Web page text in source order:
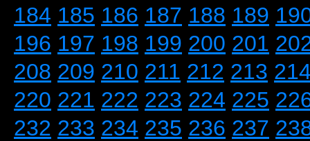
184 185 186 187 188 189
196 197 198 199 200 201
208 209 210 211 212 213
220 221 222 223 224 225
232 233 234 235 236 237